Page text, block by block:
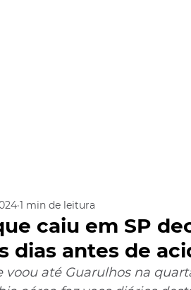
caiu em SP
dias antes de
1 min de leitura
voou até Guarulhos na